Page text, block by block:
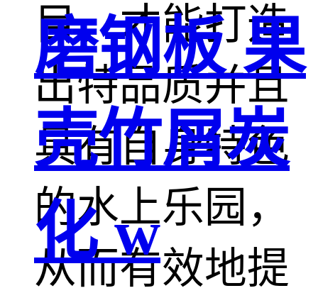
目，才能打造
出特品质并且
具有自身特色
的水上乐园，
从而有效地提
磨钢板 果
壳竹屑炭
化 w